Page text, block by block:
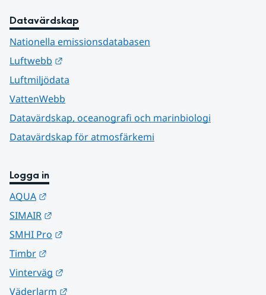
Datavärdskap
Nationella emissionsdatabasen
Luftwebb
Luftmiljödata
VattenWebb
Datavärdskap, oceanografi och marinbiologi
Datavärdskap för atmosfärkemi
Logga in
AQUA
SIMAIR
SMHI Pro
Timbr
Vinterväg
Väderlarm